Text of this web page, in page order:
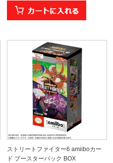
ストリートファイター6 amiiboカー
ド ブースターパック BOX